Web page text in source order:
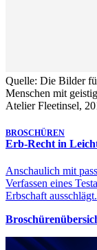
Quelle: Die Bilder
Menschen mit
Atelier Fleetinsel,
BROSCHÜREN
Erb-Recht in
Anschaulich mit
Verfassen eines
Erbschaft ausschlägt.